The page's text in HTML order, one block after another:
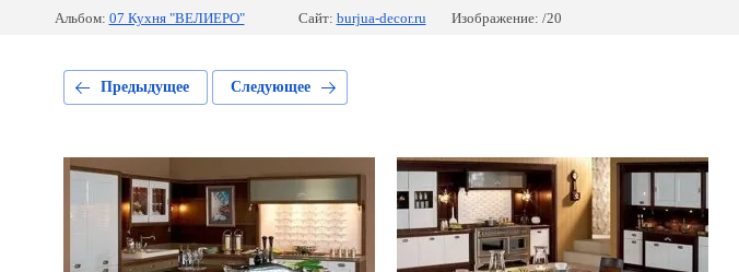
Альбом: 07 Кухня "ВЕЛИЕРО" Сайт: burjua-decor.ru Изображение: /20
Предыдущее Следующее